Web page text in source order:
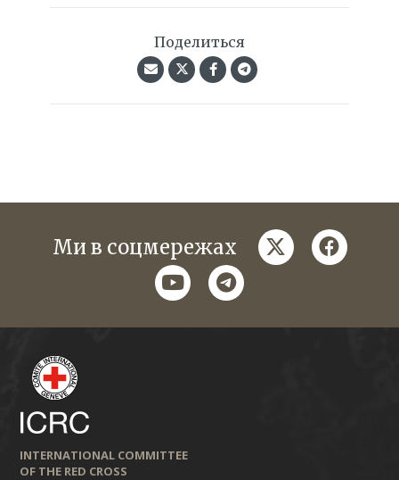
Поделиться
Ми в соцмережах twitter
youtubetelegram
INTERNATIONAL COMMITTEE
OF THE RED CROSS